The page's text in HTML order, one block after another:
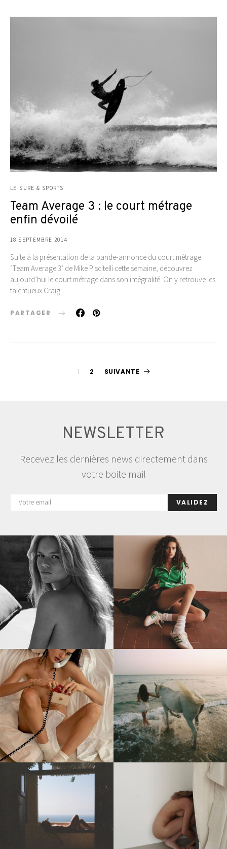
LEISURE & SPORTS
Team Average 3 : le court métrage
enfin dévoilé
18 SEPTEMBRE 2014
Suite à la présentation de la bande-annonce du court métrage
‘Team Average 3’ de Mike Piscitelli cette semaine, découvrez
aujourd’hui le court métrage dans son intégralité. On y retrouve les
talentueux Craig…
PARTAGER
Pagination
1 2 SUIVANTE
NEWSLETTER
Recevez les dernières news directement dans
votre boite mail
VALIDEZ